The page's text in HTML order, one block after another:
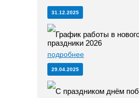
31.12.2025
График работы в
праздники 2026
подробнее
29.04.2025
С праздником днём